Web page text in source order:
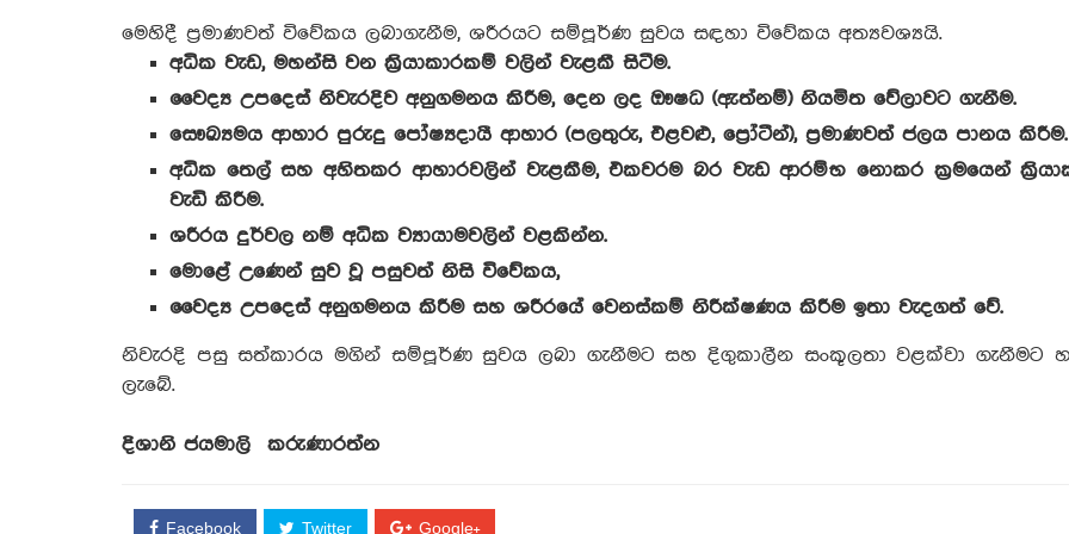
මෙහිදී ප්‍රමාණවත් විවේකය ලබාගැනීම, ශරීරයට සම්පූර්ණ සුවය සඳහා විවේකය අත්‍යවශ්‍යයි.
අධික වැඩ, මහන්සි වන ක්‍රියාකාරකම් වලින් වැළකී සිටීම.
වෛද්‍ය උපදෙස් නිවැරදිව අනුගමනය කිරීම, දෙන ලද ඖෂධ (ඇත්නම්) නියමිත වේලාවට ගැනීම.
සෞඛ්‍යමය ආහාර පුරුදු පෝෂ්‍යදායී ආහාර (පලතුරු, එළවළු, ප්‍රෝටීන්), ප්‍රමාණවත් ජලය පානය කිරීම.
අධික තෙල් සහ අහිතකර ආහාරවලින් වැළකීම, එකවරම බර වැඩ ආරම්භ නොකර ක්‍රමයෙන්
වැඩි කිරීම.
ශරීරය දුර්වල නම් අධික ව්‍යායාමවලින් වළකින්න.
මොළේ උණෙන් සුව වූ පසුවත් නිසි විවේකය,
වෛද්‍ය උපදෙස් අනුගමනය කිරීම සහ ශරීරයේ වෙනස්කම් නිරීක්ෂණය කිරීම ඉතා වැදගත් වේ.
නිවැරදි පසු සත්කාරය මගින් සම්පූර්ණ සුවය ලබා ගැනීමට සහ දිගුකාලීන සංකූලතා වළක්වා ගැනීමට
ලැබේ.
දිශානි ජයමාලි කරුණාරත්න
Facebook Twitter Google+